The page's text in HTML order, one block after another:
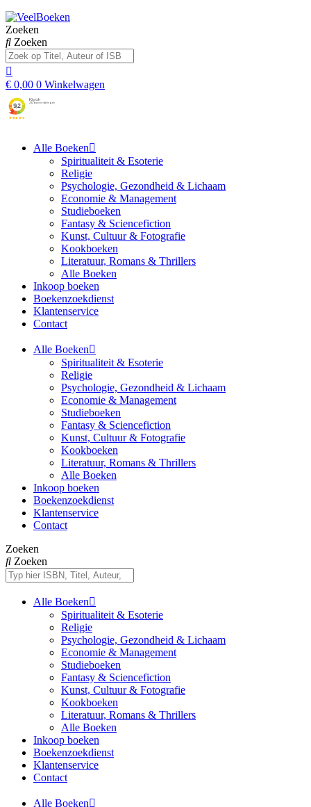
Zoeken
Zoeken
€ 0,00 0 Winkelwagen
Alle Boeken
Spiritualiteit & Esoterie
Religie
Psychologie, Gezondheid & Lichaam
Economie & Management
Studieboeken
Fantasy & Sciencefiction
Kunst, Cultuur & Fotografie
Kookboeken
Literatuur, Romans & Thrillers
Alle Boeken
Inkoop boeken
Boekenzoekdienst
Klantenservice
Contact
Alle Boeken
Spiritualiteit & Esoterie
Religie
Psychologie, Gezondheid & Lichaam
Economie & Management
Studieboeken
Fantasy & Sciencefiction
Kunst, Cultuur & Fotografie
Kookboeken
Literatuur, Romans & Thrillers
Alle Boeken
Inkoop boeken
Boekenzoekdienst
Klantenservice
Contact
Zoeken
Zoeken
Alle Boeken
Spiritualiteit & Esoterie
Religie
Psychologie, Gezondheid & Lichaam
Economie & Management
Studieboeken
Fantasy & Sciencefiction
Kunst, Cultuur & Fotografie
Kookboeken
Literatuur, Romans & Thrillers
Alle Boeken
Inkoop boeken
Boekenzoekdienst
Klantenservice
Contact
Alle Boeken